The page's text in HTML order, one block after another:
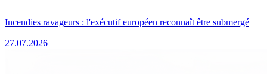
Incendies ravageurs : l'exécutif européen reconnaît être submergé
27.07.2026